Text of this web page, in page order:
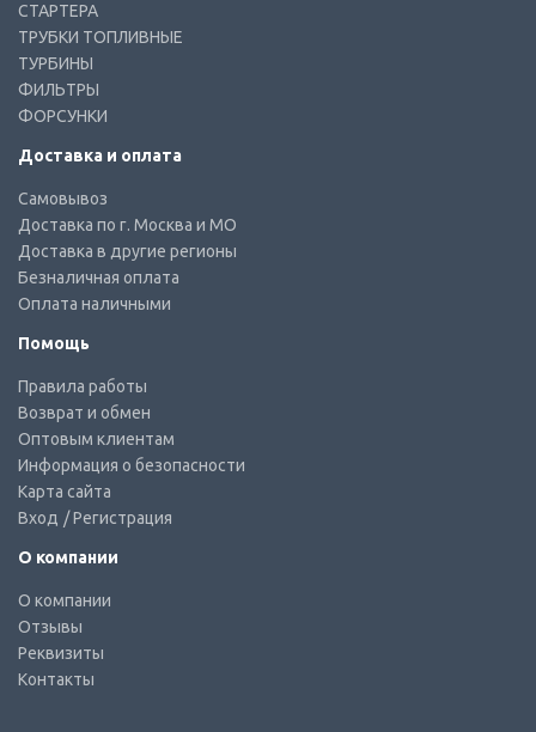
СТАРТЕРА
ТРУБКИ ТОПЛИВНЫЕ
ТУРБИНЫ
ФИЛЬТРЫ
ФОРСУНКИ
Доставка и оплата
Самовывоз
Доставка по г. Москва и МО
Доставка в другие регионы
Безналичная оплата
Оплата наличными
Помощь
Правила работы
Возврат и обмен
Оптовым клиентам
Информация о безопасности
Карта сайта
Вход / Регистрация
О компании
О компании
Отзывы
Реквизиты
Контакты